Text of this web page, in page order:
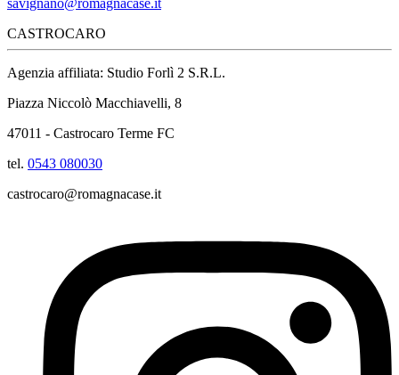
savignano@romagnacase.it
CASTROCARO
Agenzia affiliata: Studio Forlì 2 S.R.L.
Piazza Niccolò Macchiavelli, 8
47011 - Castrocaro Terme FC
tel. 0543 080030
castrocaro@romagnacase.it